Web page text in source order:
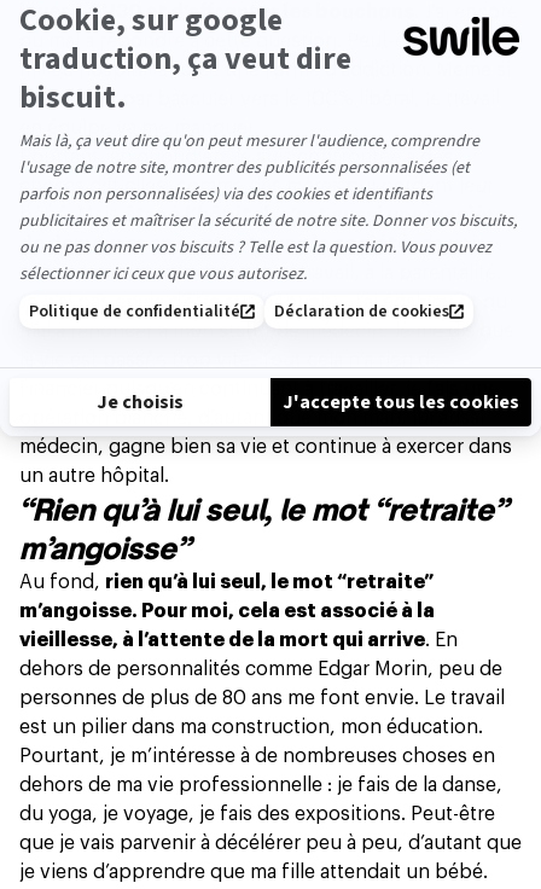
lever à 6H30 et d’affronter les bouchons
du mal à répondre à cette question. Peut-être que
le
milieu hospitaliercrée une forme d’addiction. Même si
je vais finir par basculer vers le 100% libéral, le travail
Pourtant, au quotidien, je suis confrontée à des
choses difficiles, comme
des mères qui perdent leur
bébé. Maisêtre à l’hôpital, c’est aussi une manière
de demeurer en contact avec la société,de voir
comment évolue le rapport au travail, à la parentalité.
Je n’ai pas envie d’être sur la touche. J’ai également du
mal à renoncer à mon statut de médecin. Je me dis que
opération blanche, d’autant que mon mari, lui aussi
médecin, gagne bien sa vie et continue à exercer dans
un autre hôpital.
“Rien qu’à lui seul, le mot “retraite”
m’angoisse”
Au fond, rien qu’à lui seul, le mot “retraite”
m’angoisse. Pour moi, cela est associé à la
vieillesse, à l’attente de la mort qui arrive. En
dehors de personnalités comme Edgar Morin, peu de
personnes de plus de 80 ans me font envie. Le travail
est un pilier dans ma construction, mon éducation.
Pourtant, je m’intéresse à de nombreuses choses en
dehors de ma vie professionnelle : je fais de la danse,
du yoga, je voyage, je fais des expositions. Peut-être
que je vais parvenir à décélérer peu à peu, d’autant que
je viens d’apprendre que ma fille attendait un bébé.